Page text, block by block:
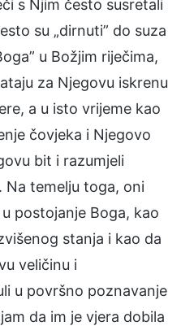
s Njim često susretali
su „dirnuti” do suza
u Božjim riječima,
za Njegovu iskrenu
a u isto vrijeme kao
čovjeka i Njegovo
bit i razumjeli
Na temelju toga, oni
postojanje Boga, kao
stanja i kao da
veličinu i
u površno poznavanje
da im je vjera dobila